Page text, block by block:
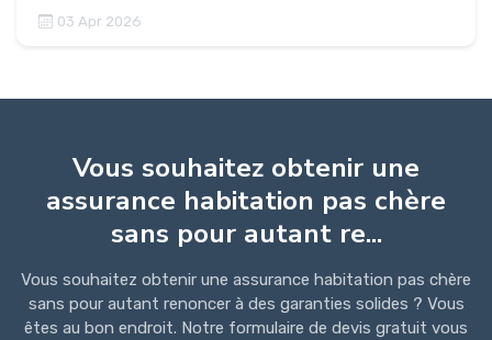
03 Apr 2026
Vous souhaitez obtenir une
assurance habitation pas chère
sans pour autant re...
Vous souhaitez obtenir une assurance habitation pas chère
sans pour autant renoncer à des garanties solides ? Vous
êtes au bon endroit. Notre formulaire de devis gratuit vous